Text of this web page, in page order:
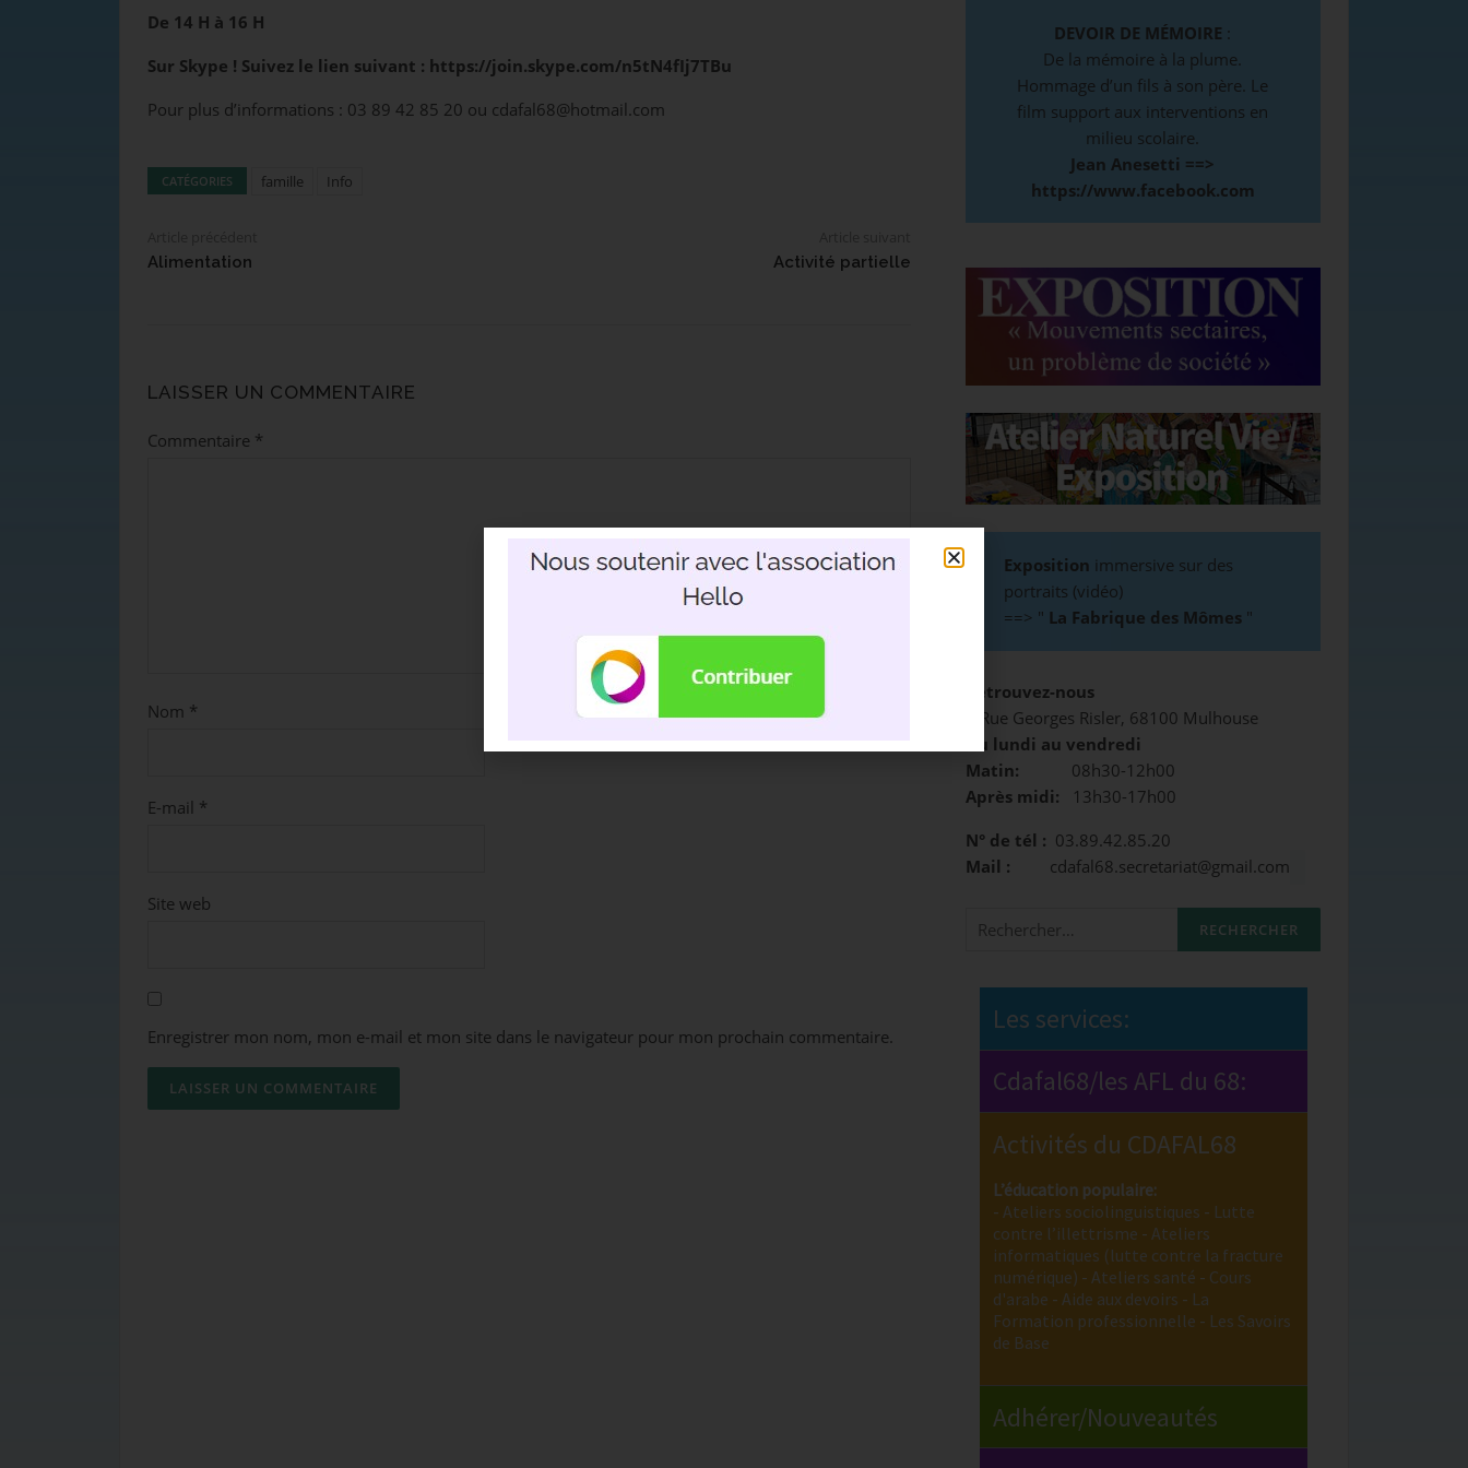
De 14 H à 16 H
Sur Skype ! Suivez le lien suivant : https://join.skype.com/n5tN4fIj7TBu
Pour plus d’informations : 03 89 42 85 20 ou cdafal68@hotmail.com
CATÉGORIES famille Info
Alimentation
Activité partielle
LAISSER UN COMMENTAIRE
Commentaire *
Nom *
E-mail *
Site web
Enregistrer mon nom, mon e-mail et mon site dans le navigateur pour mon prochain commentaire.
DEVOIR DE MÉMOIRE :
De la mémoire à la plume.
Hommage d’un fils à son père. Le
film support aux interventions en
milieu scolaire.
Jean Anesetti ==>
https://www.facebook.com
Exposition immersive sur des
portraits (vidéo)
==> " La Fabrique des Mômes "
Retrouvez-nous
3 Rue Georges Risler, 68100 Mulhouse
Du lundi au vendredi
Matin: 08h30-12h00
Après midi: 13h30-17h00
N° de tél : 03.89.42.85.20
Mail : cdafal68.secretariat@gmail.com